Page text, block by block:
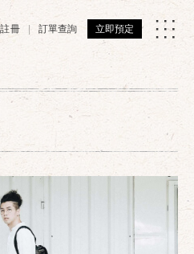
冊 訂單查詢 立即預定